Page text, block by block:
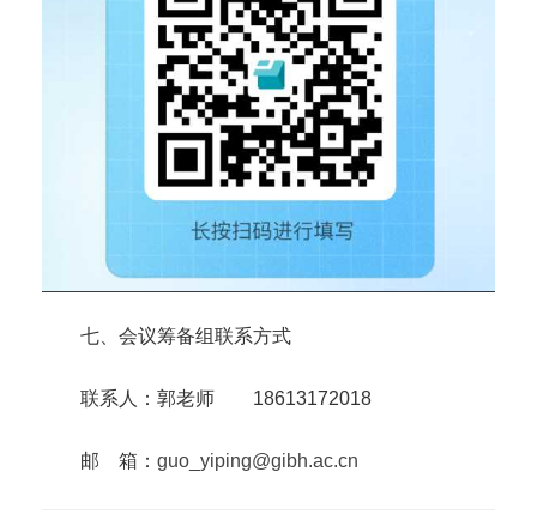
七、会议筹备组联系方式
联系人：郭老师 18613172018
邮 箱： guo_yiping@gibh.ac.cn